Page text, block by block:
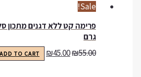
Sale!
גרם
₪55.00
₪45.00
ADD TO CART